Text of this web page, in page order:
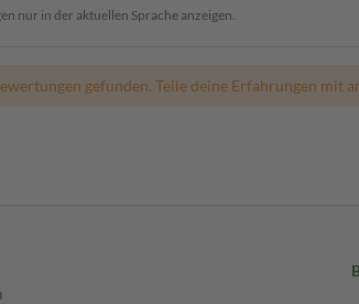
nur in der aktuellen Sprache anzeigen.
gefunden. Teile deine Erfahrungen mit